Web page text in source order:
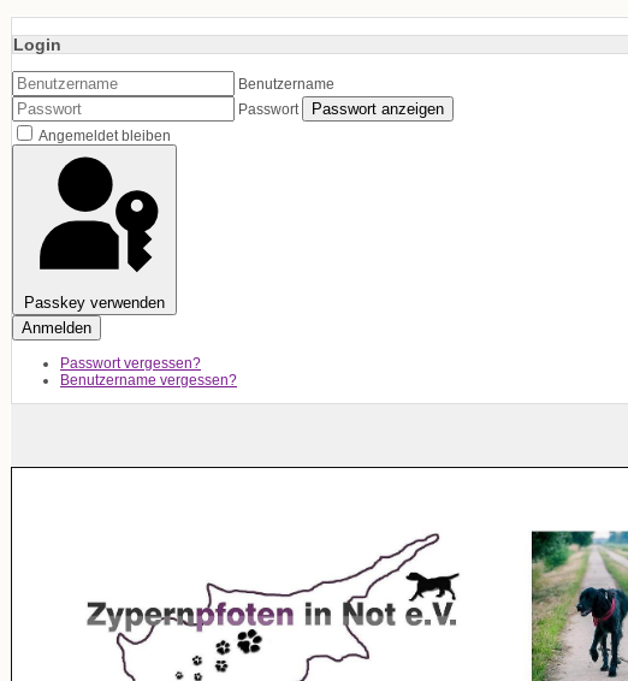
Login
Benutzername
Passwort
Passwort anzeigen
Angemeldet bleiben
Passkey verwenden
Anmelden
Passwort vergessen?
Benutzername vergessen?